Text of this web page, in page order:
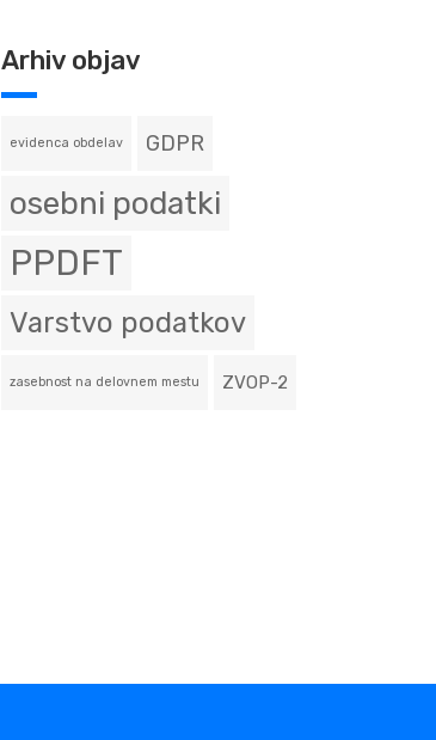
Arhiv objav
evidenca obdelav GDPR
osebni podatki
PPDFT
Varstvo podatkov
zasebnost na delovnem mestu ZVOP-2